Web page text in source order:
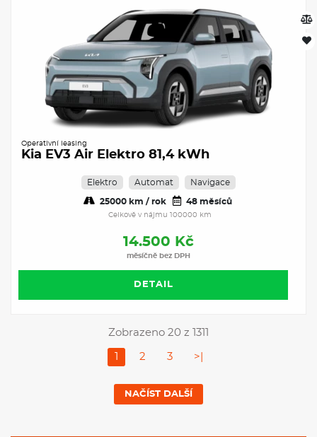
Operativní leasing
Kia EV3 Air Elektro 81,4 kWh
Elektro Automat Navigace
25000 km / rok 48 měsíců
Celkově v nájmu 100000 km
14.500 Kč
měsíčně bez DPH
DETAIL
Zobrazeno 20 z 1311
2 3 >|
NAČÍST DALŠÍ